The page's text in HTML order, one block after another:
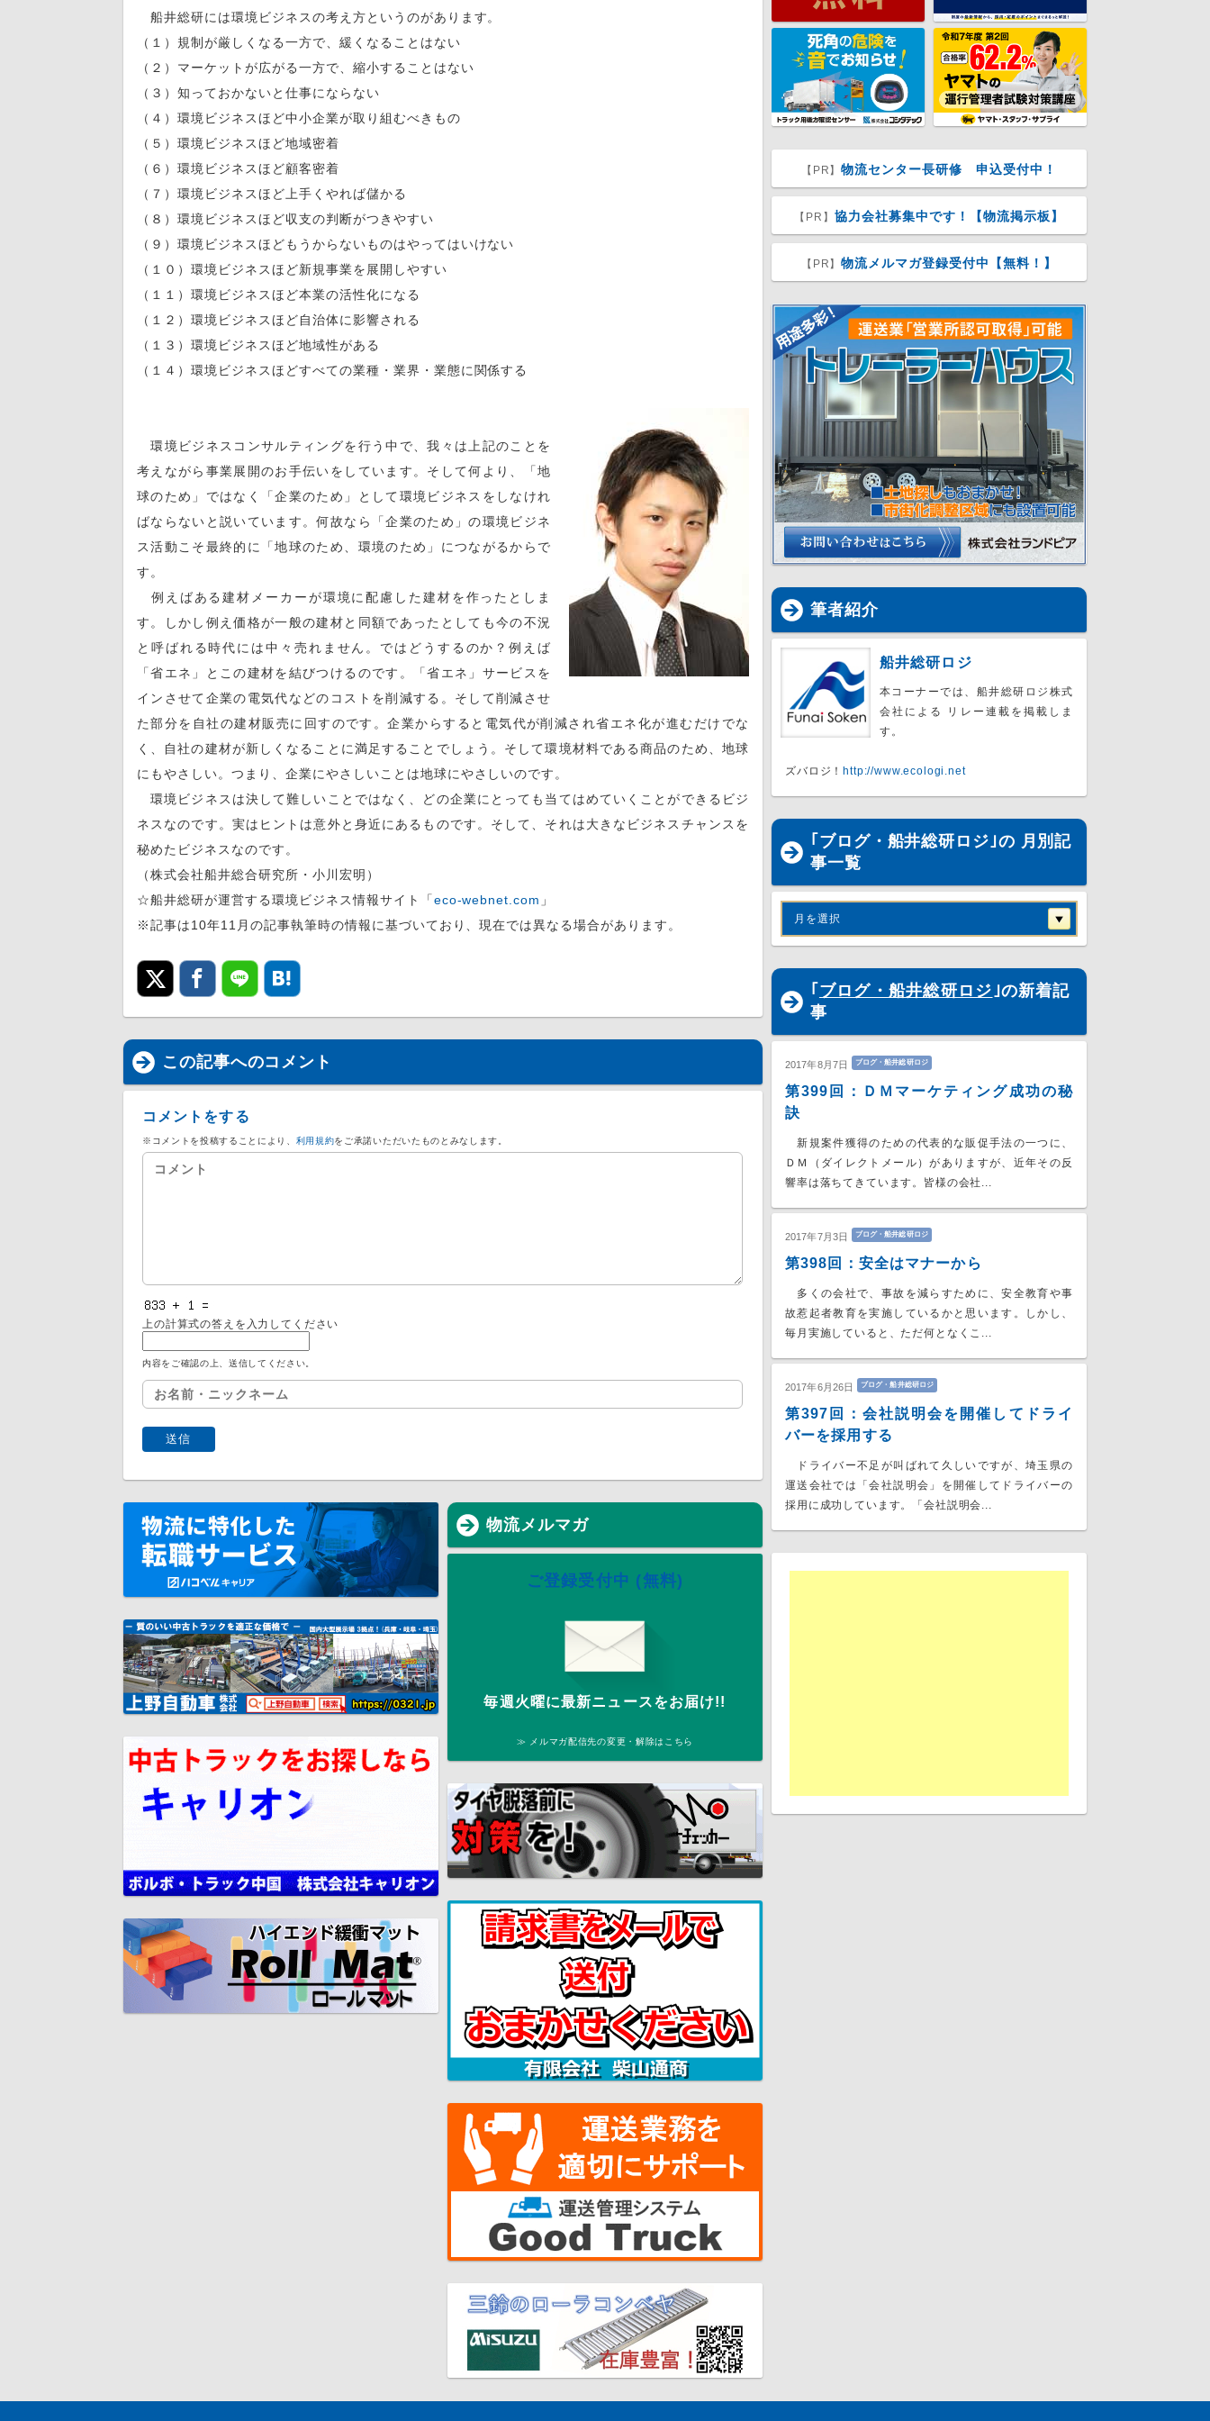
船井総研には環境ビジネスの考え方というのがあります。
（１）規制が厳しくなる一方で、緩くなることはない
（２）マーケットが広がる一方で、縮小することはない
（３）知っておかないと仕事にならない
（４）環境ビジネスほど中小企業が取り組むべきもの
（５）環境ビジネスほど地域密着
（６）環境ビジネスほど顧客密着
（７）環境ビジネスほど上手くやれば儲かる
（８）環境ビジネスほど収支の判断がつきやすい
（９）環境ビジネスほどもうからないものはやってはいけない
（１０）環境ビジネスほど新規事業を展開しやすい
（１１）環境ビジネスほど本業の活性化になる
（１２）環境ビジネスほど自治体に影響される
（１３）環境ビジネスほど地域性がある
（１４）環境ビジネスほどすべての業種・業界・業態に関係する
環境ビジネスコンサルティングを行う中で、我々は上記のことを
考えながら事業展開のお手伝いをしています。そして何より、「地
球のため」ではなく「企業のため」として環境ビジネスをしなけれ
ばならないと説いています。何故なら「企業のため」の環境ビジネ
ス活動こそ最終的に「地球のため、環境のため」につながるからで
す。
例えばある建材メーカーが環境に配慮した建材を作ったとしま
す。しかし例え価格が一般の建材と同額であったとしても今の不況
と呼ばれる時代には中々売れません。ではどうするのか？例えば
「省エネ」とこの建材を結びつけるのです。「省エネ」サービスを
インさせて企業の電気代などのコストを削減する。そして削減させ
た部分を自社の建材販売に回すのです。企業からすると電気代が削減され省エネ化が進むだけでな
く、自社の建材が新しくなることに満足することでしょう。そして環境材料である商品のため、地球
にもやさしい。つまり、企業にやさしいことは地球にやさしいのです。
環境ビジネスは決して難しいことではなく、どの企業にとっても当てはめていくことができるビジ
ネスなのです。実はヒントは意外と身近にあるものです。そして、それは大きなビジネスチャンスを
秘めたビジネスなのです。
（株式会社船井総合研究所・小川宏明）
☆船井総研が運営する環境ビジネス情報サイト「eco-webnet.com 」
※記事は10年11月の記事執筆時の情報に基づいており、現在では異なる場合があります。
この記事へのコメント
コメントをする
※コメントを投稿することにより、 利用規約をご承諾いただいたものとみなします。
上の計算式の答えを入力してください
内容をご確認の上、送信してください。
【PR】物流センター長研修 申込受付中！
【PR】 協力会社募集中です！【物流掲示板】
【PR】物流メルマガ登録受付中【無料！】
筆者紹介
船井総研ロジ
本コーナーでは、船井総研ロジ株式
会社による リレー連載を掲載しま
す。
ズバロジ！http://www.ecologi.net
｢ブログ・船井総研ロジ｣の 月別記
事一覧
月を選択
｢ ブログ・船井総研ロジ ｣の新着記
事
2017年8月7日 ブログ・船井総研ロジ
第399回：ＤＭマーケティング成功の秘
訣
新規案件獲得のための代表的な販促手法の一つに、
ＤＭ（ダイレクトメール）がありますが、近年その反
響率は落ちてきています。皆様の会社...
2017年7月3日 ブログ・船井総研ロジ
第398回：安全はマナーから
多くの会社で、事故を減らすために、安全教育や事
故惹起者教育を実施しているかと思います。しかし、
毎月実施していると、ただ何となくこ...
2017年6月26日 ブログ・船井総研ロジ
第397回：会社説明会を開催してドライ
バーを採用する
ドライバー不足が叫ばれて久しいですが、埼玉県の
運送会社では「会社説明会」を開催してドライバーの
採用に成功しています。「会社説明会...
物流メルマガ
ご登録受付中 (無料)
毎週火曜に最新ニュースをお届け!!
≫ メルマガ配信先の変更・解除はこちら